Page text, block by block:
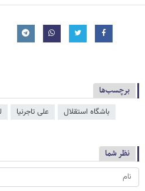
برچسب‌ها
باشگاه استقلال علی تاجرنیا
نظر شما